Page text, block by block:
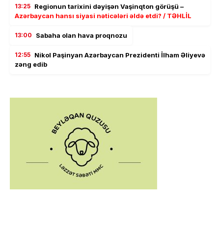
13:25 Regionun tarixini dəyişən Vaşinqton görüşü –
Azərbaycan hansı siyasi nəticələri əldə etdi? / TƏHLİL
13:00 Sabaha olan hava proqnozu
12:55 Nikol Paşinyan Azərbaycan Prezidenti İlham Əliyevə
zəng edib